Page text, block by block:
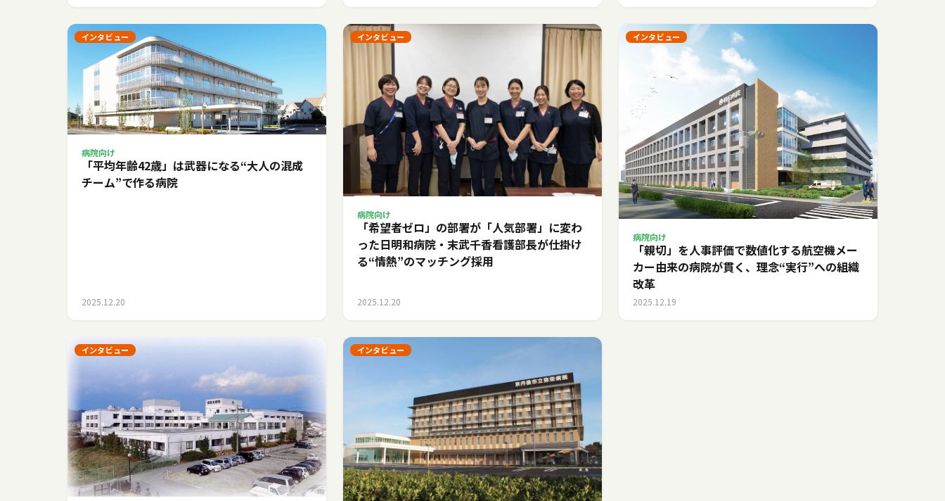
インタビュー
病院向け
「平均年齢42歳」は武器になる――“大人の混成
チーム”で作る病院
2025.12.20
インタビュー
病院向け
「希望者ゼロ」の部署が「人気部署」に変わ
った日――明和病院・末武千香看護部長が仕掛け
る“情熱”のマッチング採用
2025.12.20
インタビュー
病院向け
「親切」を人事評価で数値化する――航空機メー
カー由来の病院が貫く、理念“実行”への組織
改革
2025.12.19
インタビュー インタビュー